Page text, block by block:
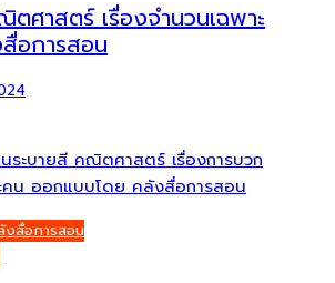
ศาสตร์ เรื่องจำนวนเฉพาะ
อการสอน
สื่อการสอน